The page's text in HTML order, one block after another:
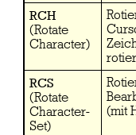
RCH
(Rotate
Character)
RCS
(Rotate
Character-
Set)
(mit